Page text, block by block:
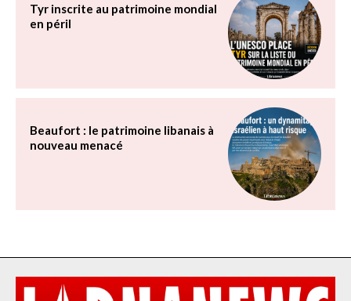
Tyr inscrite au patrimoine mondial
en péril
Beaufort : le patrimoine libanais à
nouveau menacé